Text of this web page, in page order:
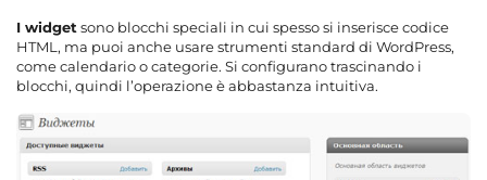
I widget sono blocchi speciali in cui spesso si inserisce codice
HTML, ma puoi anche usare strumenti standard di WordPress,
come calendario o categorie. Si configurano trascinando i
blocchi, quindi l’operazione è abbastanza intuitiva.